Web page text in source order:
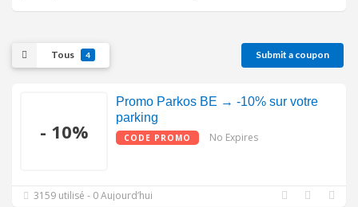
Tous 4 Submit a coupon
- 10%
Promo Parkos BE → -10% sur votre
parking
CODE PROMO No Expires
3159 utilisé - 0 Aujourd’hui